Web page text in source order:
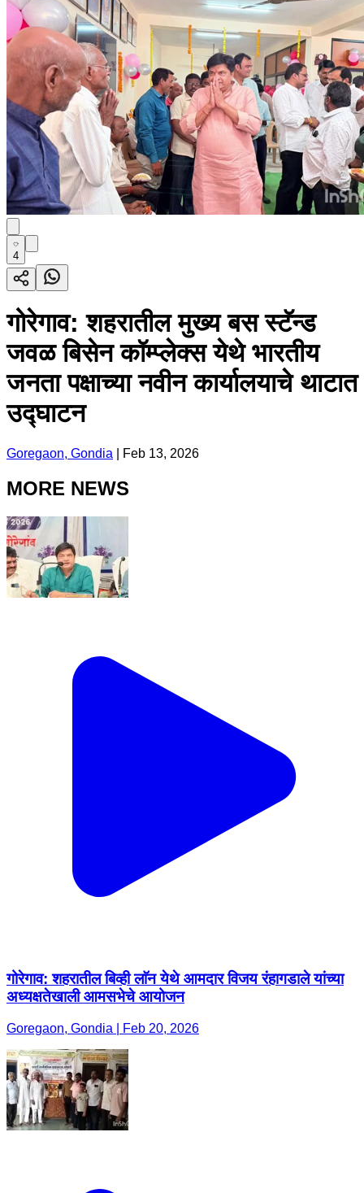
4
गोरेगाव: शहरातील मुख्य बस स्टॅन्ड
जवळ बिसेन कॉम्प्लेक्स येथे भारतीय
जनता पक्षाच्या नवीन कार्यालयाचे थाटात
उद्घाटन
Goregaon, Gondia Feb 13, 2026
MORE NEWS
गोरेगाव: शहरातील बिव्ही लाॅन येथे आमदार विजय रंहागडाले यांच्या
अध्यक्षतेखाली आमसभेचे आयोजन
Goregaon, Gondia | Feb 20, 2026